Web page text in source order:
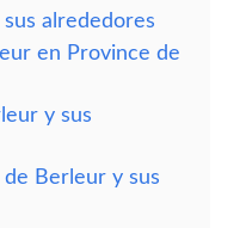
alrededores
en Province de
y sus
Berleur y sus